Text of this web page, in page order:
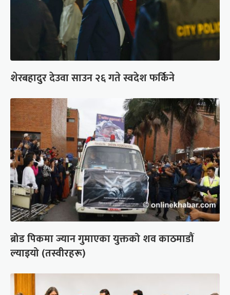
शेरबहादुर देउवा साउन २६ गते स्वदेश फर्किने
ब्रोड पिकमा ज्यान गुमाएका युक्तको शव काठमाडौं
ल्याइयो (तस्वीरहरू)